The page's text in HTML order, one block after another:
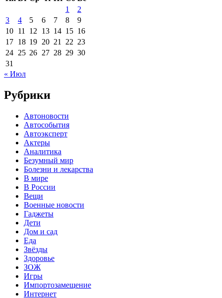
1
2
3
4 5 6 7 8
9
10 11 12 13 14 15 16
17 18 19 20 21 22 23
24 25 26 27 28 29 30
31
« Июл
Рубрики
Автоновости
Автособытия
Автоэксперт
Актеры
Аналитика
Безумный мир
Болезни и лекарства
В мире
В России
Вещи
Военные новости
Гаджеты
Дети
Дом и сад
Еда
Звёзды
Здоровье
ЗОЖ
Игры
Импортозамещение
Интернет